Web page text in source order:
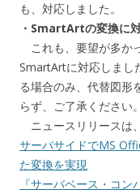
も、対応しました。
・SmartArtの変換に
これも、要望が多か
SmartArtに対応しまし
る場合のみ、代替図形
らず、ご了承ください。
ニュースリリースは
サーバサイドでMS
た変換を実現
『サーバベース・コン